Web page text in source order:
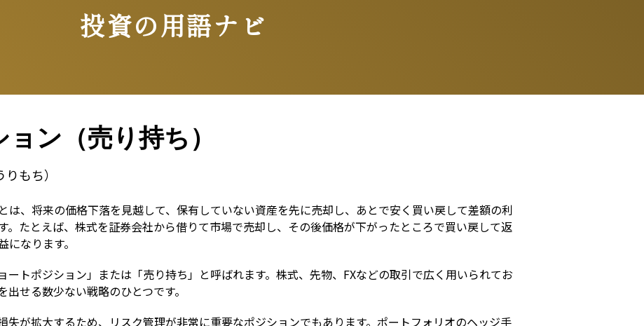
投資の用語ナビ
ン（売り持ち）
もち）
は、将来の価格下落を見越して、保有していない資産を先に売却し、あとで安く買い戻して差額の利
。たとえば、株式を証券会社から借りて市場で売却し、その後価格が下がったところで買い戻して返
なります。
ートポジション」または「売り持ち」と呼ばれます。株式、先物、FXなどの取引で広く用いられてお
せる数少ない戦略のひとつです。
失が拡大するため、リスク管理が非常に重要なポジションでもあります。ポートフォリオのヘッジ手